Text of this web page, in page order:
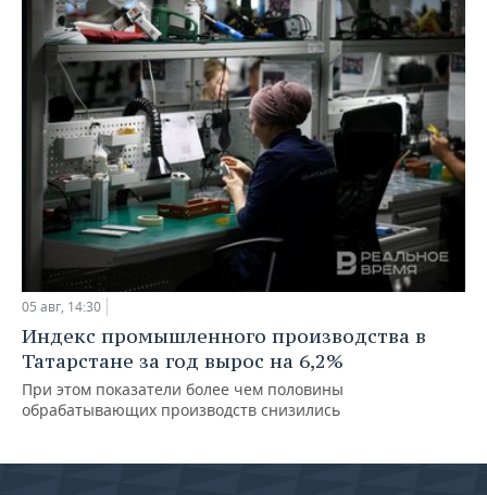
05 авг, 14:30
Индекс промышленного производства в
Татарстане за год вырос на 6,2%
При этом показатели более чем половины
обрабатывающих производств снизились